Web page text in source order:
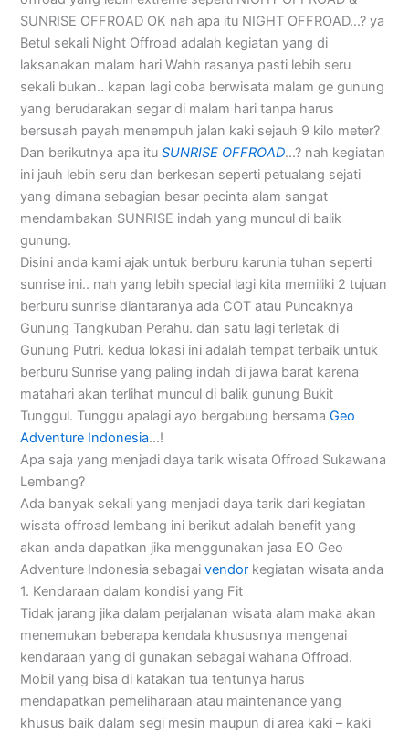
SUNRISE OFFROAD OK nah apa itu NIGHT OFFROAD…? ya
Betul sekali Night Offroad adalah kegiatan yang di
laksanakan malam hari Wahh rasanya pasti lebih seru
sekali bukan.. kapan lagi coba berwisata malam ge gunung
yang berudarakan segar di malam hari tanpa harus
bersusah payah menempuh jalan kaki sejauh 9 kilo meter?
Dan berikutnya apa ituSUNRISE OFFROAD…? nah kegiatan
ini jauh lebih seru dan berkesan seperti petualang sejati
yang dimana sebagian besar pecinta alam sangat
mendambakan SUNRISE indah yang muncul di balik
gunung.
Disini anda kami ajak untuk berburu karunia tuhan seperti
sunrise ini.. nah yang lebih special lagi kita memiliki 2 tujuan
berburu sunrise diantaranya ada COT atau Puncaknya
Gunung Tangkuban Perahu. dan satu lagi terletak di
Gunung Putri. kedua lokasi ini adalah tempat terbaik untuk
berburu Sunrise yang paling indah di jawa barat karena
matahari akan terlihat muncul di balik gunung Bukit
Tunggul. Tunggu apalagi ayo bergabung bersamaGeo
Adventure Indonesia…!
Apa saja yang menjadi daya tarik wisata Offroad Sukawana
Lembang?
Ada banyak sekali yang menjadi daya tarik dari kegiatan
wisata offroad lembang ini berikut adalah benefit yang
akan anda dapatkan jika menggunakan jasa EO Geo
Adventure Indonesia sebagaivendor kegiatan wisata anda
1. Kendaraan dalam kondisi yang Fit
Tidak jarang jika dalam perjalanan wisata alam maka akan
menemukan beberapa kendala khususnya mengenai
kendaraan yang di gunakan sebagai wahana Offroad.
Mobil yang bisa di katakan tua tentunya harus
mendapatkan pemeliharaan atau maintenance yang
khusus baik dalam segi mesin maupun di area kaki – kaki